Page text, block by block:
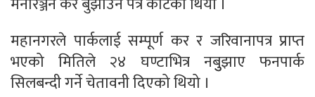
महानगरले पार्कलाई सम्पूर्ण कर र जरिवानापत्र प्राप्त
भएको मितिले २४ घण्टाभित्र नबुुझाए फनपार्क
सिलबन्दी गर्ने चेतावनी दिएको थियो ।